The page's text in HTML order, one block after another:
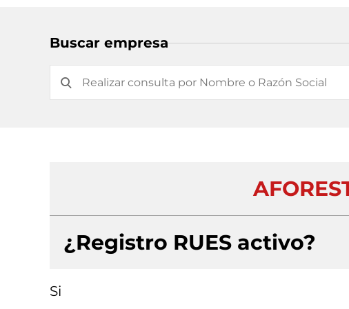
Buscar empresa
¿Registro RUES activo?
Si